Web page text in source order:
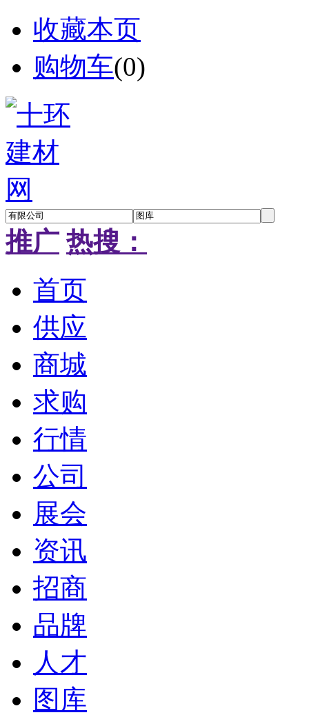
收藏本页
购物车(0)
推广 热搜：
首页
供应
商城
求购
行情
公司
展会
资讯
招商
品牌
人才
图库